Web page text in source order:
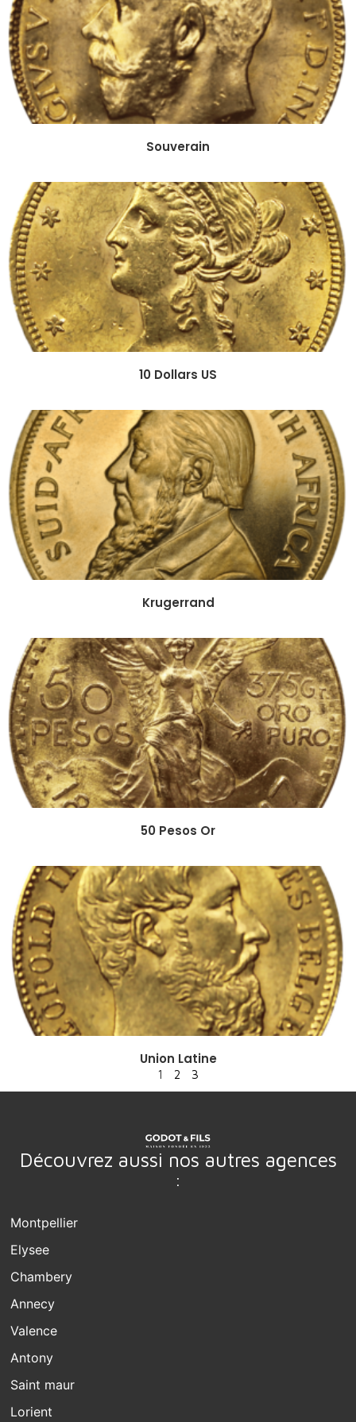
Souverain
10 Dollars US
Krugerrand
50 Pesos Or
Union Latine
1 2 3
Découvrez aussi nos autres agences
:
Montpellier
Elysee
Chambery
Annecy
Valence
Antony
Saint maur
Lorient